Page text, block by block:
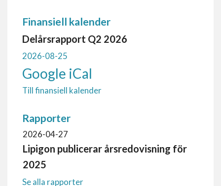
Finansiell kalender
Delårsrapport Q2 2026
2026-08-25
Google iCal
Till finansiell kalender
Rapporter
Lipigon publicerar årsredovisning för
2025
2026-04-27
Se alla rapporter